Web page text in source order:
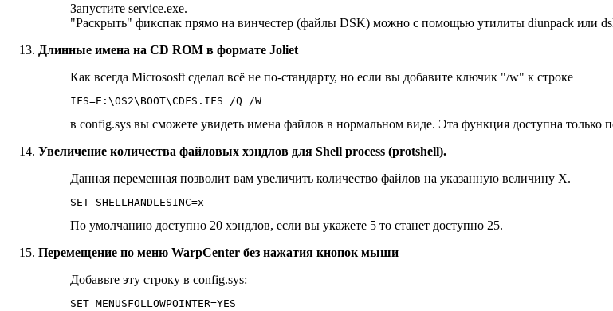
Запустите service.exe.
"Раскрыть" фикспак прямо на винчестер (файлы DSK) можно с помощью утилиты diunpack или
Длинные имена на CD ROM в формате Joliet
Как всегда Micrososft сделал всё не по-стандарту, но если вы добавите ключик "/w" к строке
IFS=E:\OS2\BOOT\CDFS.IFS /Q /W
в config.sys вы сможете увидеть имена файлов в нормальном виде. Эта функция доступна только
Увеличение количества файловых хэндлов для Shell process (protshell).
Данная переменная позволит вам увеличить количество файлов на указанную величину X.
SET SHELLHANDLESINC=x
По умолчанию доступно 20 хэндлов, если вы укажете 5 то станет доступно 25.
Перемещение по меню WarpCenter без нажатия кнопок мыши
Добавьте эту строку в config.sys:
SET MENUSFOLLOWPOINTER=YES